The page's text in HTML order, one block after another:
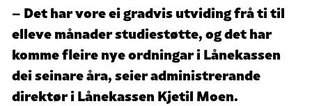
– Det har vore ei gradvis utviding frå ti til
elleve månader studiestøtte, og det har
komme fleire nye ordningar i Lånekassen
dei seinare åra, seier administrerande
direktør i Lånekassen Kjetil Moen.